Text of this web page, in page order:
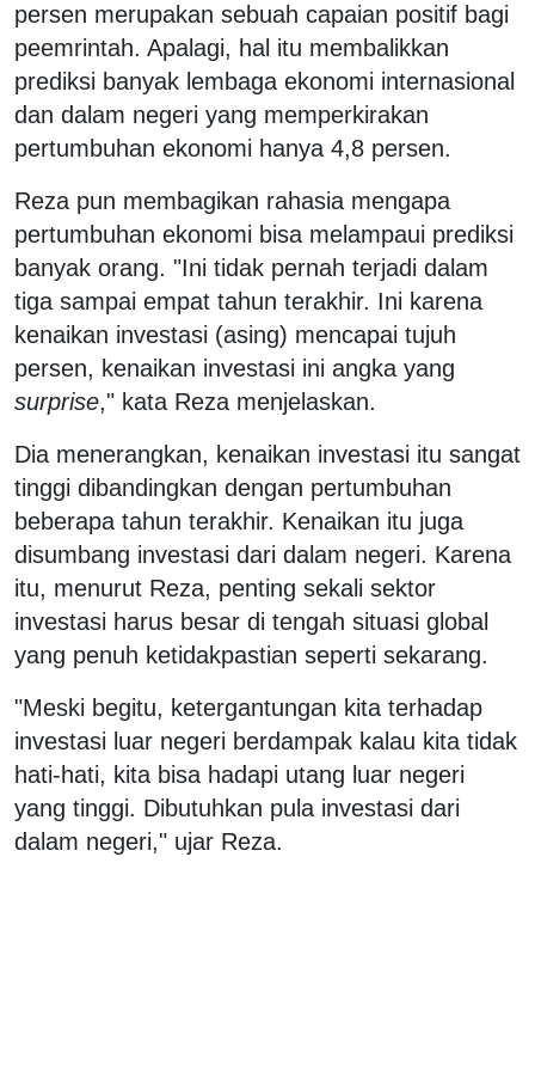
persen merupakan sebuah capaian positif bagi
peemrintah. Apalagi, hal itu membalikkan
prediksi banyak lembaga ekonomi internasional
dan dalam negeri yang memperkirakan
pertumbuhan ekonomi hanya 4,8 persen.
Reza pun membagikan rahasia mengapa
pertumbuhan ekonomi bisa melampaui prediksi
banyak orang. "Ini tidak pernah terjadi dalam
tiga sampai empat tahun terakhir. Ini karena
kenaikan investasi (asing) mencapai tujuh
persen, kenaikan investasi ini angka yang
surprise," kata Reza menjelaskan.
Dia menerangkan, kenaikan investasi itu sangat
tinggi dibandingkan dengan pertumbuhan
beberapa tahun terakhir. Kenaikan itu juga
disumbang investasi dari dalam negeri. Karena
itu, menurut Reza, penting sekali sektor
investasi harus besar di tengah situasi global
yang penuh ketidakpastian seperti sekarang.
"Meski begitu, ketergantungan kita terhadap
investasi luar negeri berdampak kalau kita tidak
hati-hati, kita bisa hadapi utang luar negeri
yang tinggi. Dibutuhkan pula investasi dari
dalam negeri," ujar Reza.